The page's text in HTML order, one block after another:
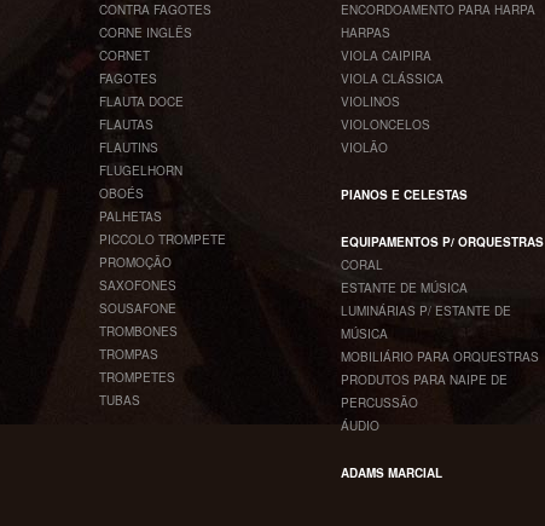
CONTRA FAGOTES
CORNE INGLÊS
CORNET
FAGOTES
FLAUTA DOCE
FLAUTAS
FLAUTINS
FLUGELHORN
OBOÉS
PALHETAS
PICCOLO TROMPETE
PROMOÇÃO
SAXOFONES
SOUSAFONE
TROMBONES
TROMPAS
TROMPETES
TUBAS
ENCORDOAMENTO PARA HARPA
HARPAS
VIOLA CAIPIRA
VIOLA CLÁSSICA
VIOLINOS
VIOLONCELOS
VIOLÃO
PIANOS E CELESTAS
EQUIPAMENTOS P/ ORQUESTRAS
CORAL
ESTANTE DE MÚSICA
LUMINÁRIAS P/ ESTANTE DE
MÚSICA
MOBILIÁRIO PARA ORQUESTRAS
PRODUTOS PARA NAIPE DE
PERCUSSÃO
ÁUDIO
ADAMS MARCIAL